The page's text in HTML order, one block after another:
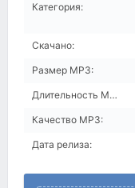
Категория:
Скачано:
Размер MP3:
Длительность MP3:
Качество MP3:
Дата релиза: